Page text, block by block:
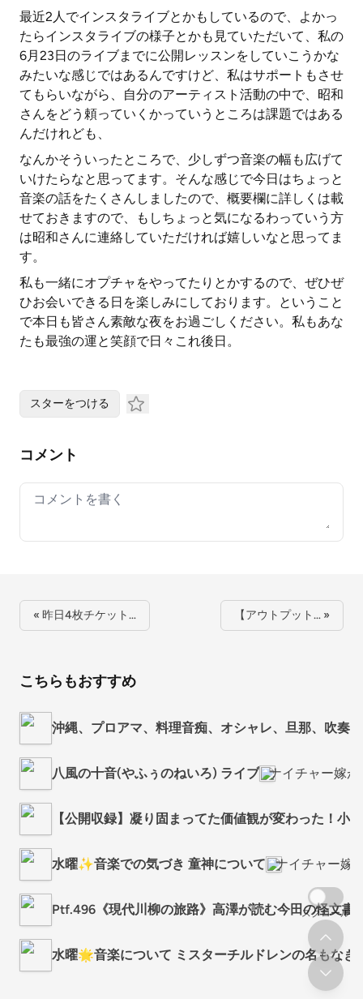
最近2人でインスタライブとかもしているので、よかっ
たらインスタライブの様子とかも見ていただいて、私の
6月23日のライブまでに公開レッスンをしていこうかな
みたいな感じではあるんですけど、私はサポートもさせ
てもらいながら、自分のアーティスト活動の中で、昭和
さんをどう頼っていくかっていうところは課題ではある
んだけれども、
なんかそういったところで、少しずつ音楽の幅も広げて
いけたらなと思ってます。そんな感じで今日はちょっと
音楽の話をたくさんしましたので、概要欄に詳しくは載
せておきますので、もしちょっと気になるわっていう方
は昭和さんに連絡していただければ嬉しいなと思ってま
す。
私も一緒にオプチャをやってたりとかするので、ぜひぜ
ひお会いできる日を楽しみにしております。ということ
で本日も皆さん素敵な夜をお過ごしください。私もあな
たも最強の運と笑顔で日々これ後日。
スターをつける
コメント
Your comment
« 昨日4枚チケット… 【アウトプット… »
こちらもおすすめ
沖縄、プロアマ、料理音痴、オシャレ、旦那、吹奏楽
八風の十音(やふぅのねいろ) ライブ ナイチャー嫁
【公開収録】凝り固まってた価値観が変わった！小
水曜✨音楽での気づき 童神について ナイチャー嫁
Ptf.496《現代川柳の旅路》高澤が読む今田の怪文書
水曜︎🌟音楽について ミスターチルドレンの名もなき
スクロール